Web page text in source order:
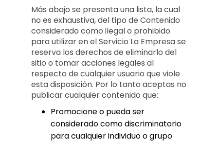
Más abajo se presenta una lista, la cual
no es exhaustiva, del tipo de Contenido
considerado como ilegal o prohibido
para utilizar en el Servicio La Empresa se
reserva los derechos de eliminarlo del
sitio o tomar acciones legales al
respecto de cualquier usuario que viole
esta disposición. Por lo tanto aceptas no
publicar cualquier contenido que:
Promocione o pueda ser
considerado como discriminatorio
para cualquier individuo o grupo